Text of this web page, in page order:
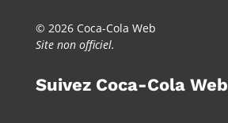
© 2026 Coca-Cola Web
Site non officiel.
Suivez Coca-Cola Web